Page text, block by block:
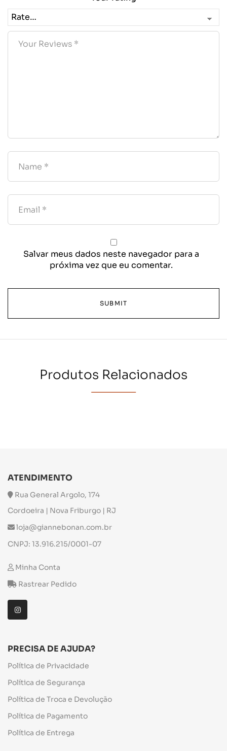
Salvar meus dados neste navegador para a
próxima vez que eu comentar.
Produtos Relacionados
ATENDIMENTO
Rua General Argolo, 174
Cordoeira | Nova Friburgo | RJ
loja@giannebonan.com.br
CNPJ: 13.916.215/0001-07
Minha Conta
Rastrear Pedido
PRECISA DE AJUDA?
Política de Privacidade
Política de Segurança
Política de Troca e Devolução
Política de Pagamento
Política de Entrega